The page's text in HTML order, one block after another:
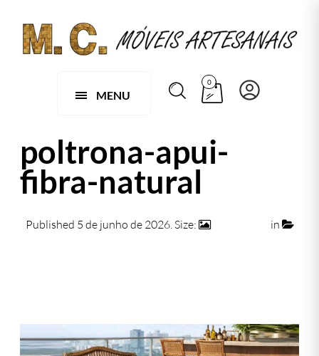
MENU
0
poltrona-apui-
fibra-natural
Published 5 de junho de 2026. Size:
in